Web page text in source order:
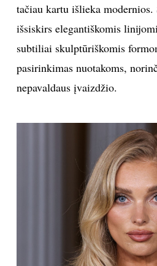
tačiau kartu išlieka modernios.
išsiskirs elegantiškomis
subtiliai skulptūriškomis
pasirinkimas nuotakoms,
nepavaldaus įvaizdžio.